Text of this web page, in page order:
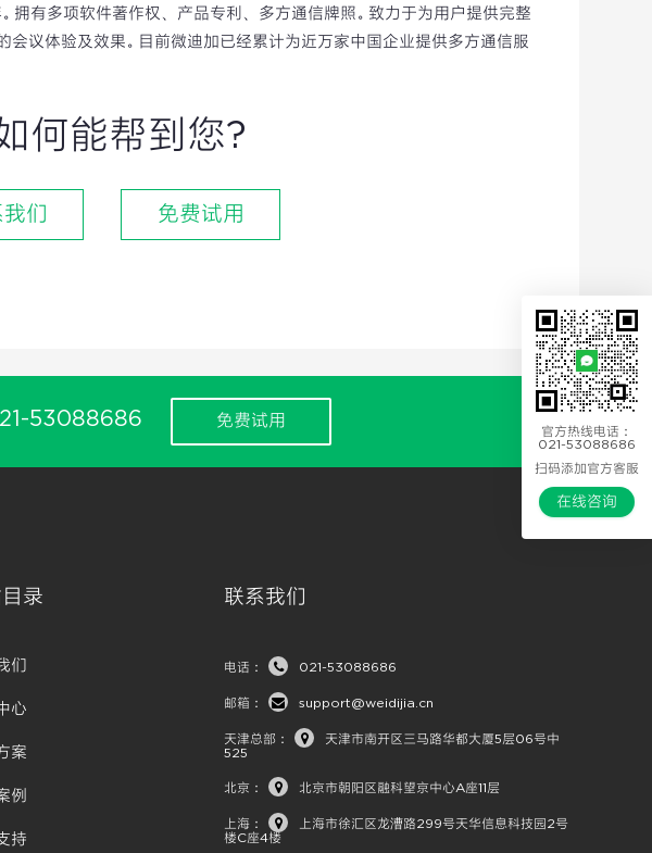
拥有多项软件著作权、产品专利、多方通信牌照。致力于为用户提供完整
会议体验及效果。目前微迪加已经累计为近万家中国企业提供多方通信服
何能帮到您?
们 免费试用
官方热线电话：
021-53088686
扫码添加官方客服
在线咨询
53088686 免费试用
目录
们
心
案
例
持
联系我们
电话： 021-53088686
邮箱： support@weidijia.cn
天津总部：
天津市南开区三马路华都大厦5层06号中
525
北京： 北京市朝阳区融科望京中心A座11层
上海：
上海市徐汇区龙漕路299号天华信息科技园2号
楼C座4楼